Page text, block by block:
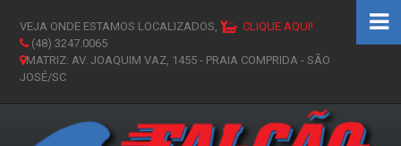
VEJA ONDE ESTAMOS LOCALIZADOS,
CLIQUE AQUI!
(48) 3247.0065
MATRIZ: AV. JOAQUIM VAZ, 1455 - PRAIA COMPRIDA - SÃO
JOSÉ/SC